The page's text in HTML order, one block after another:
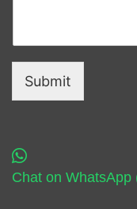
Submit
Chat on WhatsApp